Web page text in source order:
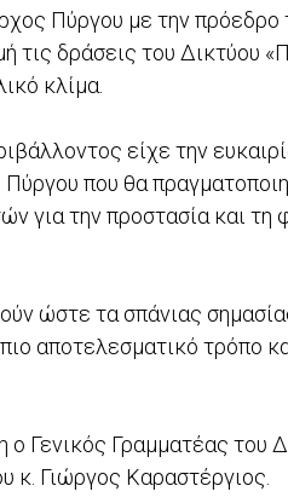
Πύργου με την
τις δράσεις του Δικτύου
κλίμα.
είχε την
που θα
για την προστασία και τη
ώστε τα σπάνιας
αποτελεσματικό τρόπο
Γενικός Γραμματέας του
κ. Γιώργος Καραστέργιος.